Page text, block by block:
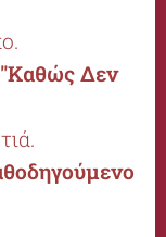
"Καθώς Δεν